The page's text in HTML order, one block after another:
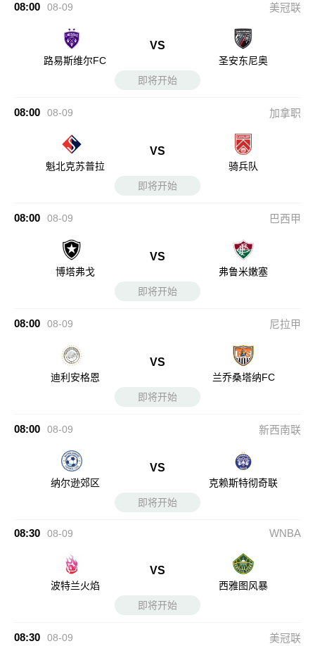
08:00 08-09 美冠联
路易斯维尔FC
VS
圣安东尼奥
即将开始
08:00 08-09 加拿职
魁北克苏普拉
VS
骑兵队
即将开始
08:00 08-09 巴西甲
博塔弗戈
VS
弗鲁米嫩塞
即将开始
08:00 08-09 尼拉甲
迪利安格恩
VS
兰乔桑塔纳FC
即将开始
08:00 08-09 新西南联
纳尔逊郊区
VS
克赖斯特彻奇联
即将开始
08:30 08-09 WNBA
波特兰火焰
VS
西雅图风暴
即将开始
08:30 08-09 美冠联